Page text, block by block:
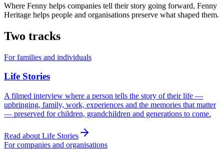
Where Fenny helps companies tell their story going forward, Fenny
Heritage helps people and organisations preserve what shaped them.
Two tracks
For families and individuals
Life Stories
A filmed interview where a person tells the story of their life —
upbringing, family, work, experiences and the memories that matter
— preserved for children, grandchildren and generations to come.
Read about Life Stories
For companies and organisations